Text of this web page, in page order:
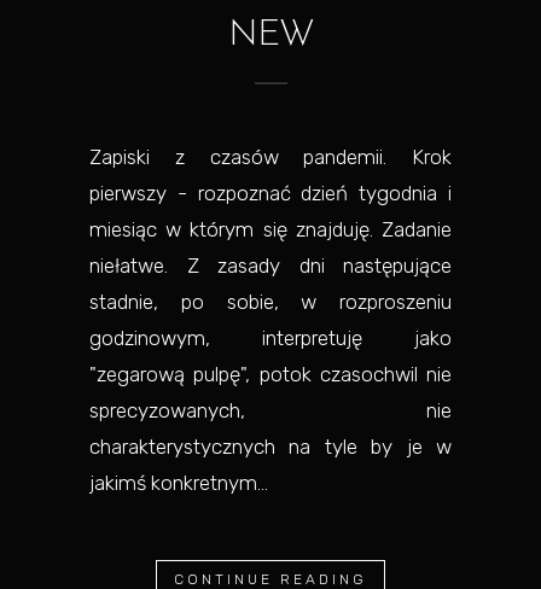
NEW
Zapiski z czasów pandemii. Krok
pierwszy - rozpoznać dzień tygodnia i
miesiąc w którym się znajduję. Zadanie
niełatwe. Z zasady dni następujące
stadnie, po sobie, w rozproszeniu
godzinowym, interpretuję jako
"zegarową pulpę", potok czasochwil nie
sprecyzowanych, nie
charakterystycznych na tyle by je w
jakimś konkretnym...
CONTINUE READING